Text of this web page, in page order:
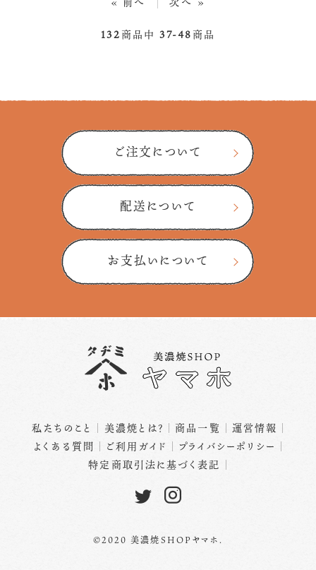
132商品中 37-48商品
ご注文について
配送について
お支払いについて
私たちのこと 美濃焼とは？ 商品一覧
運営情報
よくある質問
ご利用ガイド
プライバシーポリシー
特定商取引法に基づく表記
©2020 美濃焼SHOPヤマホ.